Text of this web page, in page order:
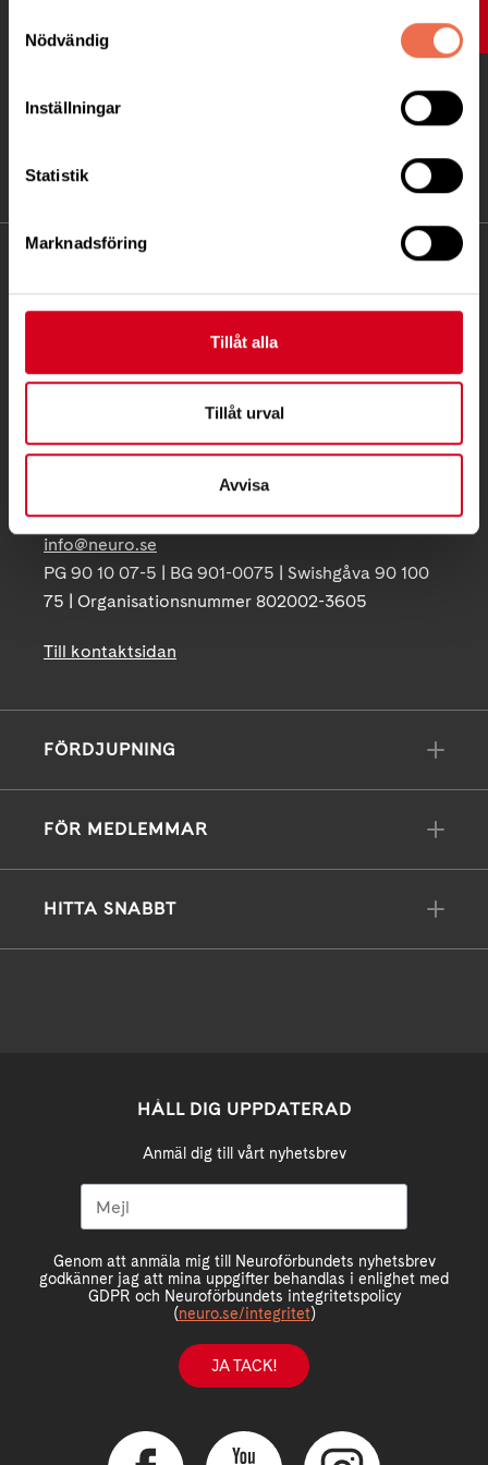
Nödvändig
Inställningar
Statistik
Marknadsföring
Tillåt alla
Tillåt urval
Avvisa
UPP
Besöksadress:
Ågatan 12 C, 172 62 Sundbyberg
Telefon:08-677 70 10
Box 4086
info@neuro.se
PG 90 10 07-5 | BG 901-0075 | Swishgåva 90 100
75 | Organisationsnummer 802002-3605
Till kontaktsidan
FÖRDJUPNING
FÖR MEDLEMMAR
HITTA SNABBT
HÅLL DIG UPPDATERAD
Anmäl dig till vårt nyhetsbrev
Genom att anmäla mig till Neuroförbundets nyhetsbrev
godkänner jag att mina uppgifter behandlas i enlighet med
GDPR och Neuroförbundets integritetspolicy
(neuro.se/integritet)
JA TACK!